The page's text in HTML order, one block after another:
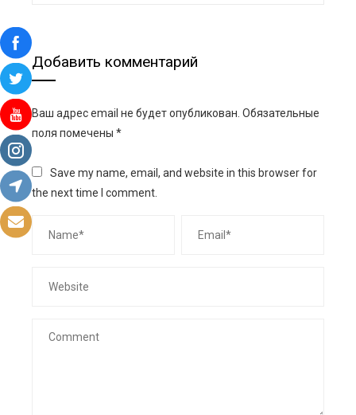
Добавить комментарий
Ваш адрес email не будет опубликован. Обязательные
поля помечены *
Save my name, email, and website in this browser for
the next time I comment.